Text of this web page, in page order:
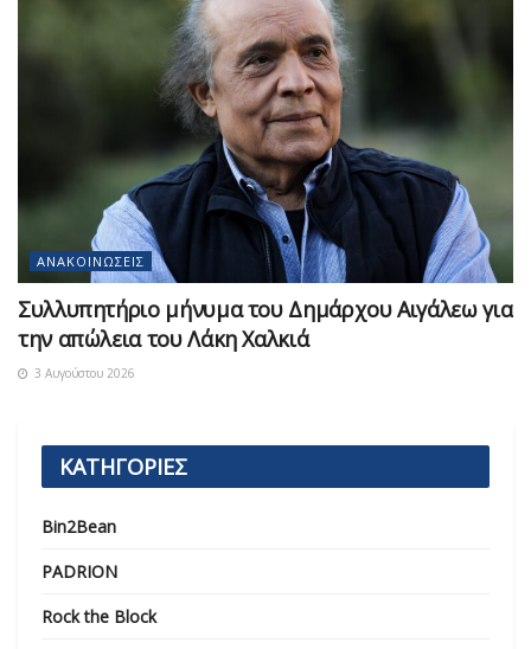
ΑΝΑΚΟΙΝΏΣΕΙΣ
Συλλυπητήριο μήνυμα του Δημάρχου Αιγάλεω για
την απώλεια του Λάκη Χαλκιά
3 Αυγούστου 2026
ΚΑΤΗΓΟΡΙΕΣ
Bin2Bean
PADRION
Rock the Block